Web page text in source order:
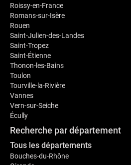
Roissy-en-France
Romans-sur-Isère
Rouen
Saint-Julien-des-Landes
Saint-Tropez
Saint-Étienne
Thonon-les-Bains
Toulon
Tourville-la-Rivière
Vannes
Vern-sur-Seiche
Écully
Recherche par département
Tous les départements
Bouches-du-Rhône